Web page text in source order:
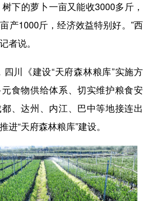
下的萝卜一亩又能收3000多斤，
产1000斤，经济效益特别好。”西
者说。
川《建设“天府森林粮库”实施方
食物供给体系、切实维护粮食安
、达州、内江、巴中等地接连出
进“天府森林粮库”建设。